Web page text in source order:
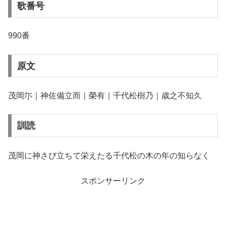
歌番号
990番
原文
茂岡尓｜神佐備立而｜榮有｜千代松樹乃｜歳之不知久
訓読
茂岡に神さび立ちて栄えたる千代松の木の年の知らなく
スポンサーリンク